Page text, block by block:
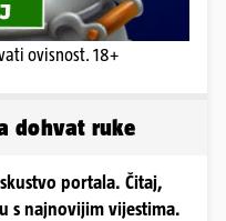
ovisnost. 18+
dohvat ruke
portala. Čitaj,
s najnovijim vijestima.